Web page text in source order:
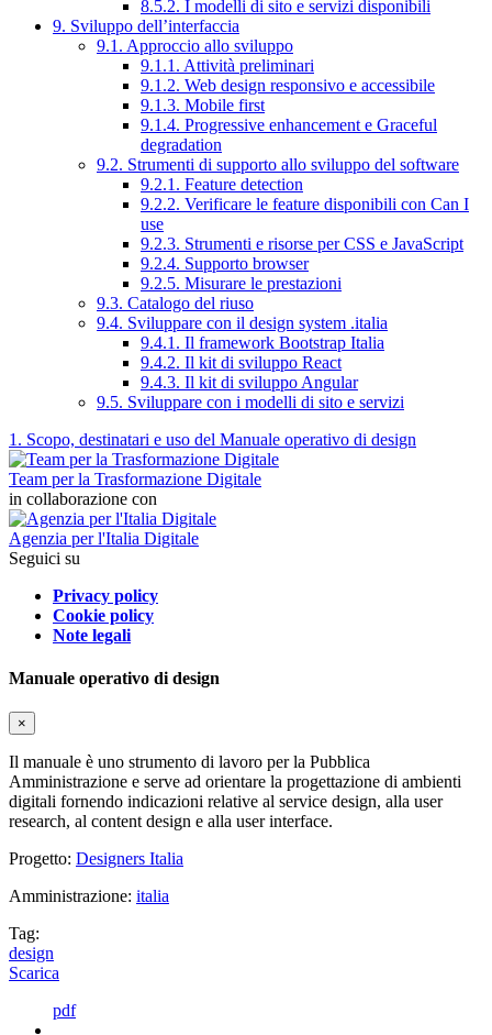
8.5.2. I modelli di sito e servizi disponibili
9. Sviluppo dell’interfaccia
9.1. Approccio allo sviluppo
9.1.1. Attività preliminari
9.1.2. Web design responsivo e accessibile
9.1.3. Mobile first
9.1.4. Progressive enhancement e Graceful
degradation
9.2. Strumenti di supporto allo sviluppo del software
9.2.1. Feature detection
9.2.2. Verificare le feature disponibili con Can I
use
9.2.3. Strumenti e risorse per CSS e JavaScript
9.2.4. Supporto browser
9.2.5. Misurare le prestazioni
9.3. Catalogo del riuso
9.4. Sviluppare con il design system .italia
9.4.1. Il framework Bootstrap Italia
9.4.2. Il kit di sviluppo React
9.4.3. Il kit di sviluppo Angular
9.5. Sviluppare con i modelli di sito e servizi
1. Scopo, destinatari e uso del Manuale operativo di design
Team per la Trasformazione Digitale
in collaborazione con
Agenzia per l'Italia Digitale
Seguici su
Privacy policy
Cookie policy
Note legali
Manuale operativo di design
×
Il manuale è uno strumento di lavoro per la Pubblica
Amministrazione e serve ad orientare la progettazione di ambienti
digitali fornendo indicazioni relative al service design, alla user
research, al content design e alla user interface.
Progetto: Designers Italia
Amministrazione: italia
Tag:
design
Scarica
pdf